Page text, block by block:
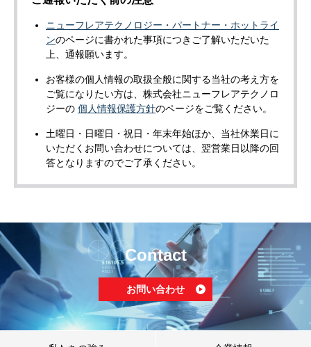
ニューフレアテクノロジー・パートナー・ホットライ
ンのページに書かれた事項につきご了解いただいた
上、通報願います。
お客様の個人情報の取扱全般に関する当社の考え方を
ご覧になりたい方は、株式会社ニューフレアテクノロ
ジーの 個人情報保護方針のページをご覧ください。
土曜日・日曜日・祝日・年末年始ほか、当社休業日に
いただくお問い合わせについては、翌営業日以降の回
答となりますのでご了承ください。
Contact
お問い合わせ